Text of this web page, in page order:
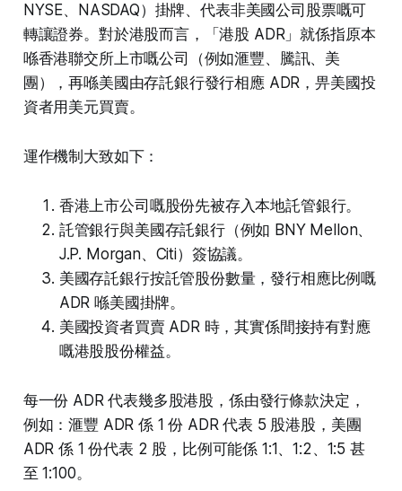
NYSE、NASDAQ）掛牌、代表非美國公司股票嘅可
轉讓證券。對於港股而言，「港股 ADR」就係指原本
喺香港聯交所上市嘅公司（例如滙豐、騰訊、美
團），再喺美國由存託銀行發行相應 ADR，畀美國投
資者用美元買賣。
運作機制大致如下：
香港上市公司嘅股份先被存入本地託管銀行。
託管銀行與美國存託銀行（例如 BNY Mellon、
J.P. Morgan、Citi）簽協議。
美國存託銀行按託管股份數量，發行相應比例嘅
ADR 喺美國掛牌。
美國投資者買賣 ADR 時，其實係間接持有對應
嘅港股股份權益。
每一份 ADR 代表幾多股港股，係由發行條款決定，
例如：滙豐 ADR 係 1 份 ADR 代表 5 股港股，美團
ADR 係 1 份代表 2 股，比例可能係 1:1、1:2、1:5 甚
至 1:100。